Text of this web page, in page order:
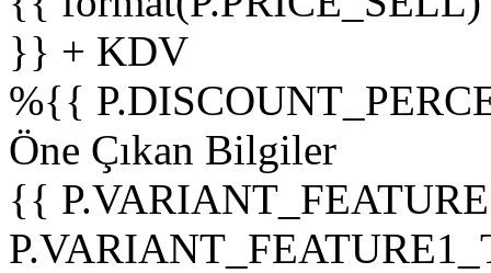
}} + KDV
%{{
Öne Çıkan Bilgiler
{{